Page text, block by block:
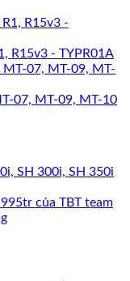
R15v3 - TYPR01A
07, MT-09, MT-10
SH 300i, SH 350i
của TBT team